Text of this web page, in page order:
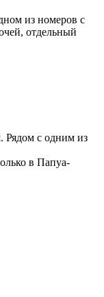
из номеров с
отдельный
Рядом с одним из
в Папуа-